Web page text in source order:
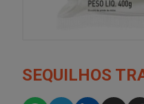
SEQUILHOS